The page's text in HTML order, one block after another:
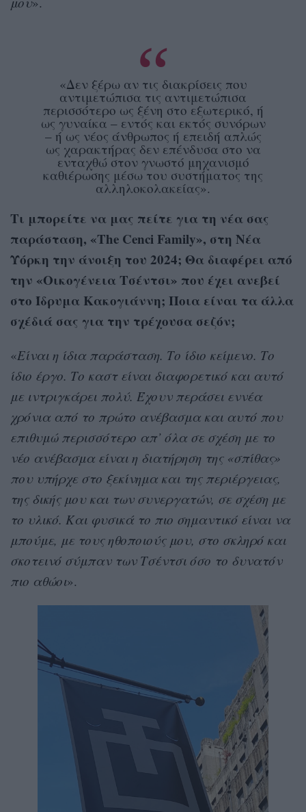
«Δεν ξέρω αν τις διακρίσεις που
αντιμετώπισα τις αντιμετώπισα
περισσότερο ως ξένη στο εξωτερικό, ή
ως γυναίκα – εντός και εκτός συνόρων
– ή ως νέος άνθρωπος ή επειδή απλώς
ως χαρακτήρας δεν επένδυσα στο να
ενταχθώ στον γνωστό μηχανισμό
καθιέρωσης μέσω του συστήματος της
αλληλοκολακείας».
Τι μπορείτε να μας πείτε για τη νέα σας
παράσταση, «The Cenci Family», στη Νέα
Υόρκη την άνοιξη του 2024; Θα διαφέρει από
την «Οικογένεια Τσέντσι» που έχει ανεβεί
στο Ίδρυμα Κακογιάννη; Ποια είναι τα άλλα
σχέδιά σας για την τρέχουσα σεζόν;
«Είναι η ίδια παράσταση. Το ίδιο κείμενο. Το
ίδιο έργο. Το καστ είναι διαφορετικό και αυτό
με ιντριγκάρει πολύ. Έχουν περάσει εννέα
χρόνια από το πρώτο ανέβασμα και αυτό που
επιθυμώ περισσότερο απ’ όλα σε σχέση με το
νέο ανέβασμα είναι η διατήρηση της «σπίθας»
που υπήρχε στο ξεκίνημα και της περιέργειας,
της δικής μου και των συνεργατών, σε σχέση με
το υλικό. Και φυσικά το πιο σημαντικό είναι να
μπούμε, με τους ηθοποιούς μου, στο σκληρό και
σκοτεινό σύμπαν των Τσέντσι όσο το δυνατόν
πιο αθώοι».